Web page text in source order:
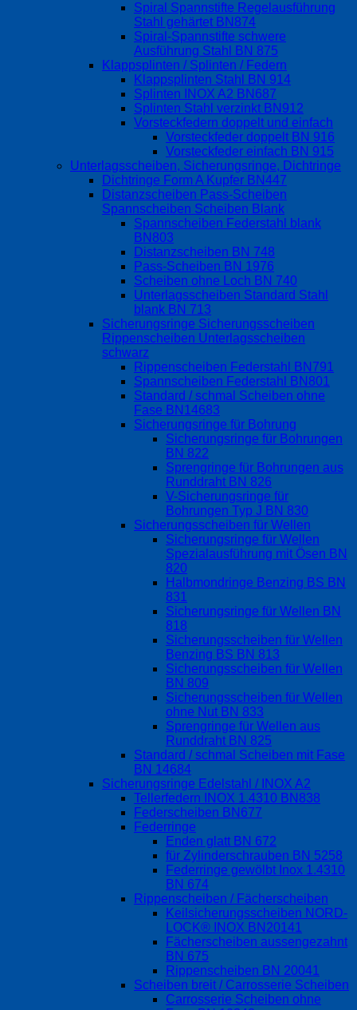
Spiral Spannstifte Regelausführung
Stahl gehärtet BN874
Spiral-Spannstifte schwere
Ausführung Stahl BN 875
Klappsplinten / Splinten / Federn
Klappsplinten Stahl BN 914
Splinten INOX A2 BN687
Splinten Stahl verzinkt BN912
Vorsteckfedern doppelt und einfach
Vorsteckfeder doppelt BN 916
Vorsteckfeder einfach BN 915
Unterlagsscheiben, Sicherungsringe, Dichtringe
Dichtringe Form A Kupfer BN447
Distanzscheiben Pass-Scheiben
Spannscheiben Scheiben Blank
Spannscheiben Federstahl blank
BN803
Distanzscheiben BN 748
Pass-Scheiben BN 1976
Scheiben ohne Loch BN 740
Unterlagsscheiben Standard Stahl
blank BN 713
Sicherungsringe Sicherungsscheiben
Rippenscheiben Unterlagsscheiben
schwarz
Rippenscheiben Federstahl BN791
Spannscheiben Federstahl BN801
Standard / schmal Scheiben ohne
Fase BN14683
Sicherungsringe für Bohrung
Sicherungsringe für Bohrungen
BN 822
Sprengringe für Bohrungen aus
Runddraht BN 826
V-Sicherungsringe für
Bohrungen Typ J BN 830
Sicherungsscheiben für Wellen
Sicherungsringe für Wellen
Spezialausführung mit Ösen BN
820
Halbmondringe Benzing BS BN
831
Sicherungsringe für Wellen BN
818
Sicherungsscheiben für Wellen
Benzing BS BN 813
Sicherungsscheiben für Wellen
BN 809
Sicherungsscheiben für Wellen
ohne Nut BN 833
Sprengringe für Wellen aus
Runddraht BN 825
Standard / schmal Scheiben mit Fase
BN 14684
Sicherungsringe Edelstahl / INOX A2
Tellerfedern INOX 1.4310 BN838
Federscheiben BN677
Federringe
Enden glatt BN 672
für Zylinderschrauben BN 5258
Federringe gewölbt Inox 1.4310
BN 674
Rippenscheiben / Fächerscheiben
Keilsicherungsscheiben NORD-
LOCK® INOX BN20141
Fächerscheiben aussengezahnt
BN 675
Rippenscheiben BN 20041
Scheiben breit / Carrosserie Scheiben
Carrosserie Scheiben ohne